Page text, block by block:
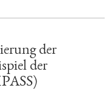
der
der